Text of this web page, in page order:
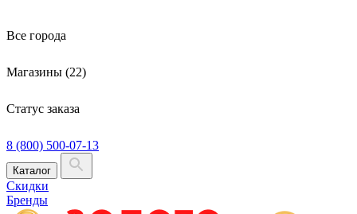
Все города
Магазины (22)
Статус заказа
8 (800) 500-07-13
Каталог
Скидки
Бренды